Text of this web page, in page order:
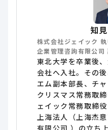
知
株式会社ジェイック
企業管理咨詢有限公司
東北大学を卒業後
会社へ入社。その
エム副本部長、チ
クリスマス常務取
ェイック常務取締
上海法人（上海杰
有限公司 ）の立ち